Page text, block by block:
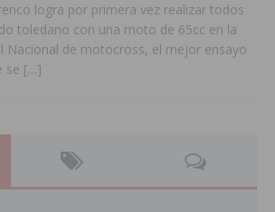
logra por primera vez realizar todos
toledano con una moto de 65cc en la
Nacional de motocross, el mejor ensayo
se […]